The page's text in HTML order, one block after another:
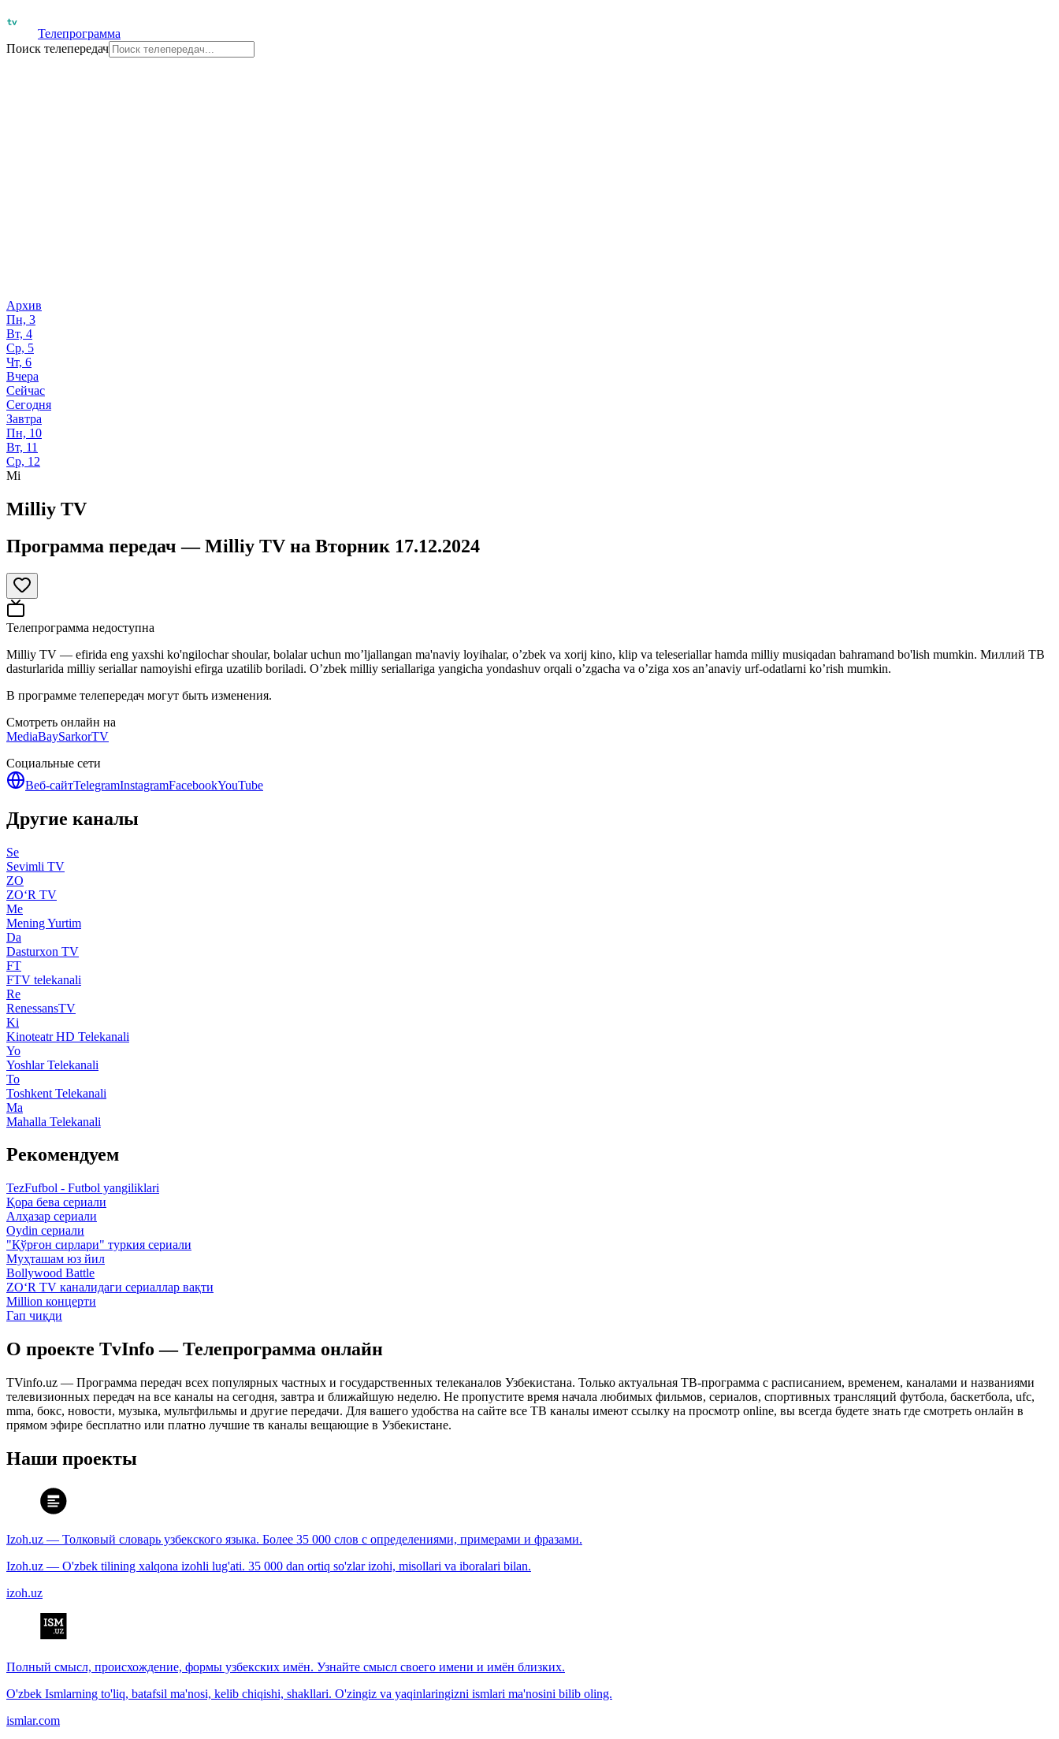
Телепрограмма
Поиск телепередач
Архив
Пн, 3
Вт, 4
Ср, 5
Чт, 6
Вчера
Сейчас
Сегодня
Завтра
Пн, 10
Вт, 11
Ср, 12
Mi
Milliy TV
Программа передач —Milliy TV на Вторник 17.12.2024
Телепрограмма недоступна
Milliy TV — efirida eng yaxshi ko'ngilochar shoular, bolalar uchun mo’ljallangan ma'naviy loyihalar, o’zbek va xorij kino, klip va teleseriallar hamda milliy musiqadan bahramand bo'lish mumkin. Миллий ТВ
dasturlarida milliy seriallar namoyishi efirga uzatilib boriladi. O’zbek milliy seriallariga yangicha yondashuv orqali o’zgacha va o’ziga xos an’anaviy urf-odatlarni ko’rish mumkin.
В программе телепередач могут быть изменения.
Смотреть онлайн на
MediaBaySarkorTV
Социальные сети
Веб-сайтTelegramInstagramFacebookYouTube
Другие каналы
Se
Sevimli TV
ZO
ZO‘R TV
Me
Mening Yurtim
Da
Dasturxon TV
FT
FTV telekanali
Re
RenessansTV
Ki
Kinoteatr HD Telekanali
Yo
Yoshlar Telekanali
To
Toshkent Telekanali
Ma
Mahalla Telekanali
Рекомендуем
TezFufbol - Futbol yangiliklari
Қора бева сериали
Алҳазар сериали
Oydin сериали
"Қўрғон сирлари" туркия сериали
Муҳташам юз йил
Bollywood Battle
ZO‘R TV каналидаги сериаллар вақти
Million концерти
Гап чиқди
О проекте TvInfo — Телепрограмма онлайн
TVinfo.uz — Программа передач всех популярных частных и государственных телеканалов Узбекистана. Только актуальная ТВ-программа с расписанием, временем, каналами и названиями
телевизионных передач на все каналы на сегодня, завтра и ближайшую неделю. Не пропустите время начала любимых фильмов, сериалов, спортивных трансляций футбола, баскетбола, ufc,
mma, бокс, новости, музыка, мультфильмы и другие передачи. Для вашего удобства на сайте все ТВ каналы имеют ссылку на просмотр online, вы всегда будете знать где смотреть онлайн в
прямом эфире бесплатно или платно лучшие тв каналы вещающие в Узбекистане.
Наши проекты
Izoh.uz — Толковый словарь узбекского языка. Более 35 000 слов с определениями, примерами и фразами.
Izoh.uz — O'zbek tilining xalqona izohli lug'ati. 35 000 dan ortiq so'zlar izohi, misollari va iboralari bilan.
izoh.uz
Полный смысл, происхождение, формы узбекских имён. Узнайте смысл своего имени и имён близких.
O'zbek Ismlarning to'liq, batafsil ma'nosi, kelib chiqishi, shakllari. O'zingiz va yaqinlaringizni ismlari ma'nosini bilib oling.
ismlar.com